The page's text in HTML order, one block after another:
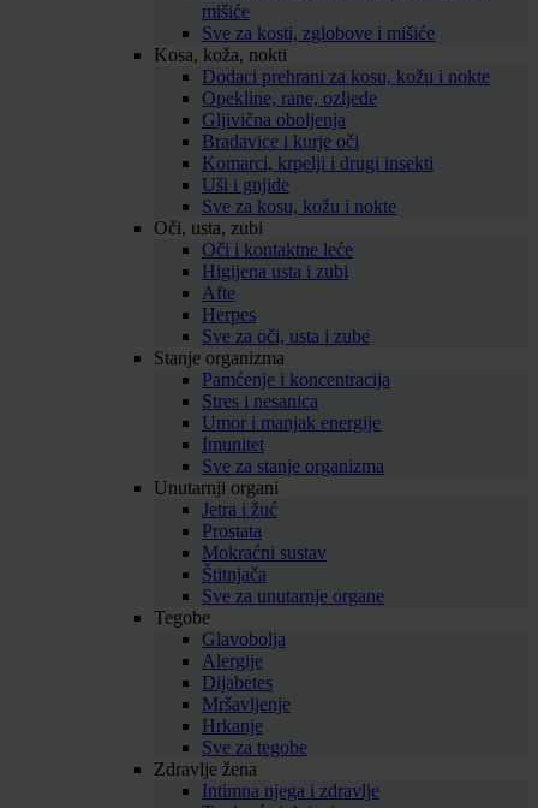
mišiće
Sve za kosti, zglobove i mišiće
Kosa, koža, nokti
Dodaci prehrani za kosu, kožu i nokte
Opekline, rane, ozljede
Gljivična oboljenja
Bradavice i kurje oči
Komarci, krpelji i drugi insekti
Uši i gnjide
Sve za kosu, kožu i nokte
Oči, usta, zubi
Oči i kontaktne leće
Higijena usta i zubi
Afte
Herpes
Sve za oči, usta i zube
Stanje organizma
Pamćenje i koncentracija
Stres i nesanica
Umor i manjak energije
Imunitet
Sve za stanje organizma
Unutarnji organi
Jetra i žuć
Prostata
Mokraćni sustav
Štitnjača
Sve za unutarnje organe
Tegobe
Glavobolja
Alergije
Dijabetes
Mršavljenje
Hrkanje
Sve za tegobe
Zdravlje žena
Intimna njega i zdravlje